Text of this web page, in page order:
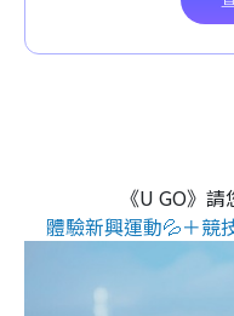
《U GO》
體驗新興運動💦＋競